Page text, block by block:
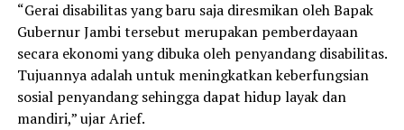
“Gerai disabilitas yang baru saja diresmikan oleh Bapak
Gubernur Jambi tersebut merupakan pemberdayaan
secara ekonomi yang dibuka oleh penyandang disabilitas.
Tujuannya adalah untuk meningkatkan keberfungsian
sosial penyandang sehingga dapat hidup layak dan
mandiri,” ujar Arief.